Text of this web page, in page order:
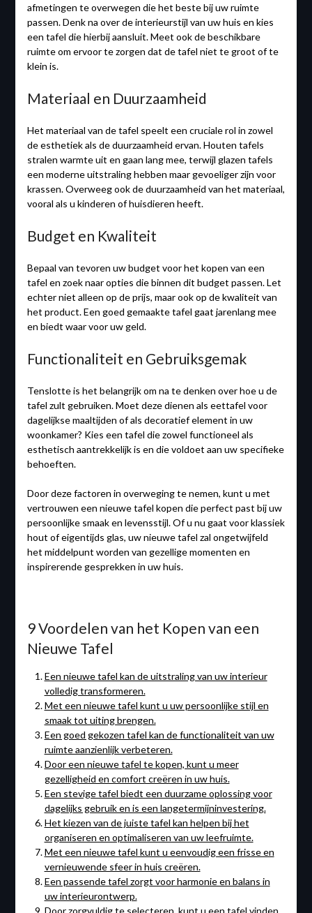
afmetingen te overwegen die het beste bij uw ruimte
passen. Denk na over de interieurstijl van uw huis en kies
een tafel die hierbij aansluit. Meet ook de beschikbare
ruimte om ervoor te zorgen dat de tafel niet te groot of te
klein is.
Materiaal en Duurzaamheid
Het materiaal van de tafel speelt een cruciale rol in zowel
de esthetiek als de duurzaamheid ervan. Houten tafels
stralen warmte uit en gaan lang mee, terwijl glazen tafels
een moderne uitstraling hebben maar gevoeliger zijn voor
krassen. Overweeg ook de duurzaamheid van het materiaal,
vooral als u kinderen of huisdieren heeft.
Budget en Kwaliteit
Bepaal van tevoren uw budget voor het kopen van een
tafel en zoek naar opties die binnen dit budget passen. Let
echter niet alleen op de prijs, maar ook op de kwaliteit van
het product. Een goed gemaakte tafel gaat jarenlang mee
en biedt waar voor uw geld.
Functionaliteit en Gebruiksgemak
Tenslotte is het belangrijk om na te denken over hoe u de
tafel zult gebruiken. Moet deze dienen als eettafel voor
dagelijkse maaltijden of als decoratief element in uw
woonkamer? Kies een tafel die zowel functioneel als
esthetisch aantrekkelijk is en die voldoet aan uw specifieke
behoeften.
Door deze factoren in overweging te nemen, kunt u met
vertrouwen een nieuwe tafel kopen die perfect past bij uw
persoonlijke smaak en levensstijl. Of u nu gaat voor klassiek
hout of eigentijds glas, uw nieuwe tafel zal ongetwijfeld
het middelpunt worden van gezellige momenten en
inspirerende gesprekken in uw huis.
9 Voordelen van het Kopen van een
Nieuwe Tafel
Een nieuwe tafel kan de uitstraling van uw interieur
volledig transformeren.
Met een nieuwe tafel kunt u uw persoonlijke stijl en
smaak tot uiting brengen.
Een goed gekozen tafel kan de functionaliteit van uw
ruimte aanzienlijk verbeteren.
Door een nieuwe tafel te kopen, kunt u meer
gezelligheid en comfort creëren in uw huis.
Een stevige tafel biedt een duurzame oplossing voor
dagelijks gebruik en is een langetermijninvestering.
Het kiezen van de juiste tafel kan helpen bij het
organiseren en optimaliseren van uw leefruimte.
Met een nieuwe tafel kunt u eenvoudig een frisse en
vernieuwende sfeer in huis creëren.
Een passende tafel zorgt voor harmonie en balans in
uw interieurontwerp.